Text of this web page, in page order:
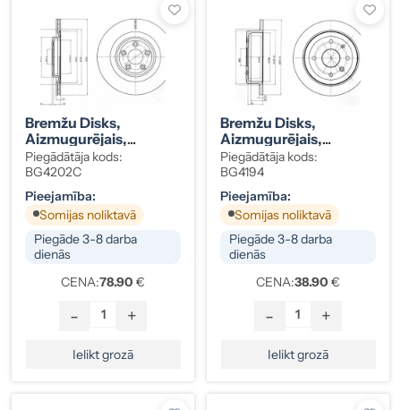
Bremžu Disks,
Aizmugurējais,
DELPHI, JAGUAR S
TYPE, XF, XJ, XK8,
XKR C2C25339
Piegādātāja kods:
BG4202C
Pieejamība:
Somijas noliktavā
Piegāde 3-8 darba
dienās
CENA:78.90 €
- +
Ielikt grozā
Bremžu Disks,
Aizmugurējais,
DELPHI, CHEVROLET
EVANDA / DAEWOO
EVANDA 96389659
Piegādātāja kods:
BG4194
Pieejamība:
Somijas noliktavā
Piegāde 3-8 darba
dienās
CENA:38.90 €
- +
Ielikt grozā